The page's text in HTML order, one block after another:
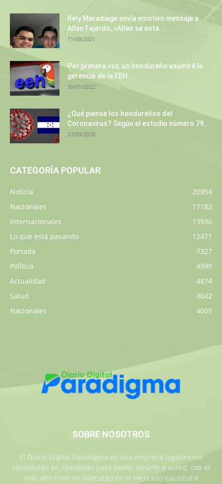
Rely Maradiaga envía emotivo mensaje a
Allan Fajardo, «Allan se está...
11/08/2021
Por primera vez, un hondureño asumirá la
gerencia de la EEH
30/01/2022
¿Qué piensa los hondureños del
Coronavirus? Según el estudio número 79...
27/03/2020
CATEGORÍA POPULAR
Noticia
20954
Nacionales
17182
Internacionales
13936
Lo que está pasando
12471
Portada
7327
Política
4999
Actualidad
4874
Salud
4042
Nacionales
4009
SOBRE NOSOTROS
El Diario Digital Paradigma es una empresa legalmente
constituida en Honduras para poder servirle a usted, con el
más alto nivel de liderazgo en el mercado nacional e